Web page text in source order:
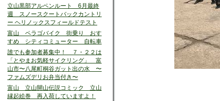
立山黒部アルペンルート 6月最終
週 スノースクートバックカントリ
ー ヘリノックスフィールドテスト
富山 ペラゴバイク 街乗り おす
すめ シティコミューター 自転車
誰でも参加者募集中！ ７・２２は
「とやまお気軽サイクリング」 富
山市〜八尾町桐谷ガット出の水 〜
ファムズデリお弁当付き〜
富山 立山開山伝説コミック 立山
縁起絵巻 再入荷していますよ！